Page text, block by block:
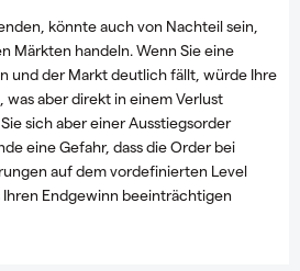
könnte auch von Nachteil sein,
Märkten handeln. Wenn Sie eine
und der Markt deutlich fällt, würde Ihre
aber direkt in einem Verlust
sich aber einer Ausstiegsorder
eine Gefahr, dass die Order bei
auf dem vordefinierten Level
Endgewinn beeinträchtigen